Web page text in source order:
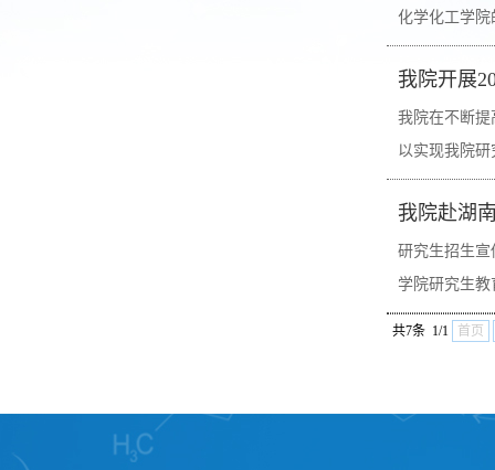
化学化工学
我院开展
我院在不断
以实现我院
我院赴湖
研究生招生
学院研究生
共7条 1/1 首页